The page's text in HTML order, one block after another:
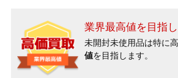
業界最高値を目指し
未開封未使用品は特に
値を目指します。